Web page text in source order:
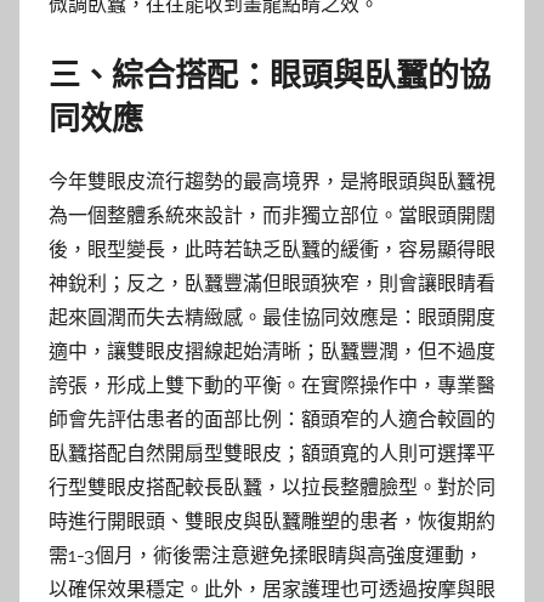
微調臥蠶，往往能收到畫龍點睛之效。
三、綜合搭配：眼頭與臥蠶的協
同效應
今年雙眼皮流行趨勢的最高境界，是將眼頭與臥蠶視
為一個整體系統來設計，而非獨立部位。當眼頭開闊
後，眼型變長，此時若缺乏臥蠶的緩衝，容易顯得眼
神銳利；反之，臥蠶豐滿但眼頭狹窄，則會讓眼睛看
起來圓潤而失去精緻感。最佳協同效應是：眼頭開度
適中，讓雙眼皮摺線起始清晰；臥蠶豐潤，但不過度
誇張，形成上雙下動的平衡。在實際操作中，專業醫
師會先評估患者的面部比例：額頭窄的人適合較圓的
臥蠶搭配自然開扇型雙眼皮；額頭寬的人則可選擇平
行型雙眼皮搭配較長臥蠶，以拉長整體臉型。對於同
時進行開眼頭、雙眼皮與臥蠶雕塑的患者，恢復期約
需1-3個月，術後需注意避免揉眼睛與高強度運動，
以確保效果穩定。此外，居家護理也可透過按摩與眼